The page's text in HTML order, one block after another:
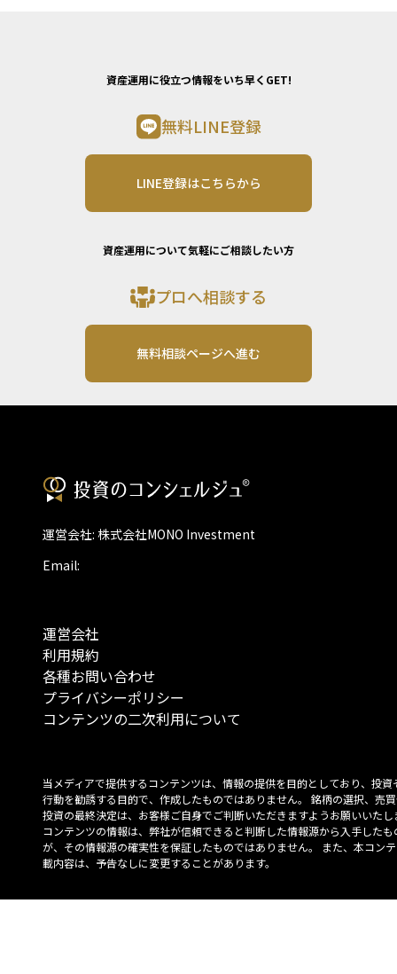
資産運用に役立つ情報をいち早くGET!
無料LINE登録
LINE登録はこちらから
資産運用について気軽にご相談したい方
プロへ相談する
無料相談ページへ進む
運営会社: 株式会社MONO Investment
Email:
運営会社
利用規約
各種お問い合わせ
プライバシーポリシー
コンテンツの二次利用について
当メディアで提供するコンテンツは、情報の提供を目的としており、投資
行動を勧誘する目的で、作成したものではありません。 銘柄の選択、売
投資の最終決定は、お客様ご自身でご判断いただきますようお願いいたし
コンテンツの情報は、弊社が信頼できると判断した情報源から入手したも
が、その情報源の確実性を保証したものではありません。 また、本コン
載内容は、予告なしに変更することがあります。